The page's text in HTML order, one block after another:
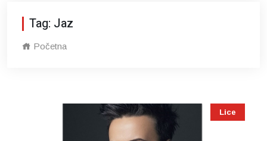
Tag: Jaz
Početna
Lice